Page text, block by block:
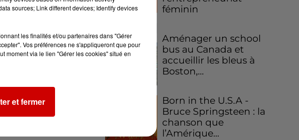
féminin
Aménager un school
bus au Canada et
accueillir les bleus à
Boston,...
Born in the U.S.A -
Bruce Springsteen : la
chanson que
l’Amérique...
sources; Link different devices; Identify devices
les finalités et/ou partenaires dans "Gérer
Vos préférences ne s'appliqueront que pour
moment via le lien "Gérer les cookies" situé en
et fermer